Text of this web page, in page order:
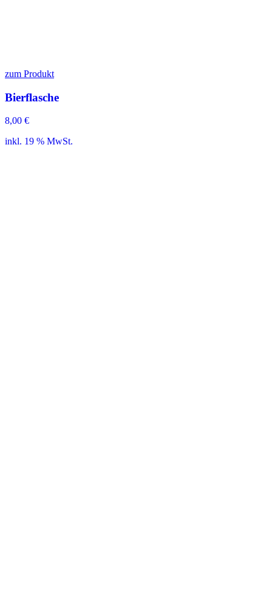
zum Produkt
Bierflasche
8,00 €
inkl. 19 % MwSt.